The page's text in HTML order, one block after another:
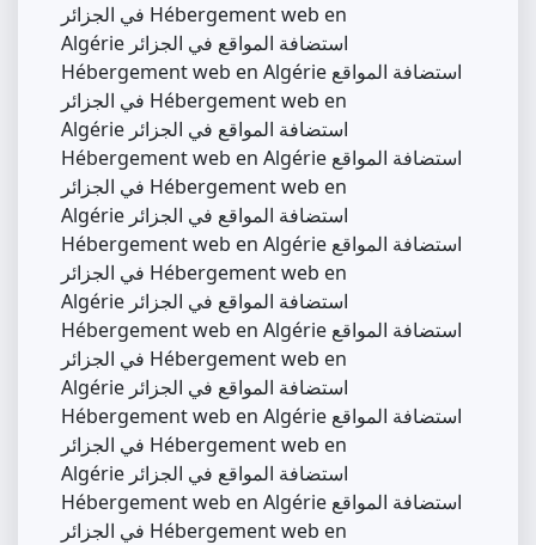
في الجزائر Hébergement web en
Algérie استضافة المواقع في الجزائر
Hébergement web en Algérie استضافة المواقع
في الجزائر Hébergement web en
Algérie استضافة المواقع في الجزائر
Hébergement web en Algérie استضافة المواقع
في الجزائر Hébergement web en
Algérie استضافة المواقع في الجزائر
Hébergement web en Algérie استضافة المواقع
في الجزائر Hébergement web en
Algérie استضافة المواقع في الجزائر
Hébergement web en Algérie استضافة المواقع
في الجزائر Hébergement web en
Algérie استضافة المواقع في الجزائر
Hébergement web en Algérie استضافة المواقع
في الجزائر Hébergement web en
Algérie استضافة المواقع في الجزائر
Hébergement web en Algérie استضافة المواقع
في الجزائر Hébergement web en